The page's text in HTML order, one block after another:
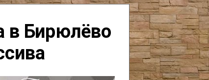
в Бирюлёво